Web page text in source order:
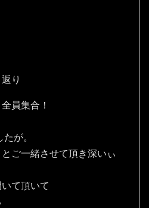
り
員集合！
が。
ご一緒させて頂き深いぃ
て頂いて